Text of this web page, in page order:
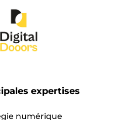
expertises
numérique